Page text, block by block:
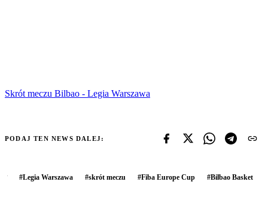
Skrót meczu Bilbao - Legia Warszawa
PODAJ TEN NEWS DALEJ:
#Legia Warszawa #skrót meczu #Fiba Europe Cup #Bilbao Basket